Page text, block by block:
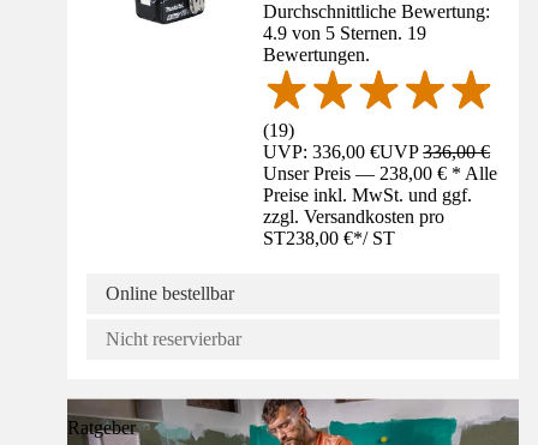
Durchschnittliche Bewertung:
4.9 von 5 Sternen. 19
Bewertungen.
(19)
UVP: 336,00 €UVP336,00 €
Unser Preis — 238,00 € * Alle
Preise inkl. MwSt. und ggf.
zzgl. Versandkosten pro
ST238,00 €*/ ST
Online bestellbar
Nicht reservierbar
Ratgeber